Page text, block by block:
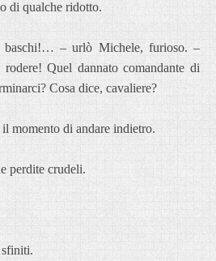
di qualche ridotto.
– urlò Michele, furioso. –
Quel dannato comandante di
Cosa dice, cavaliere?
momento di andare indietro.
perdite crudeli.